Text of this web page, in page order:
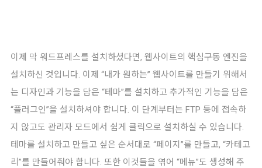
이제 막 워드프레스를 설치하셨다면, 웹사이트의 핵심구동 엔진을
설치하신 것입니다. 이제 “내가 원하는” 웹사이트를 만들기 위해서
는 디자인과 기능을 담은 “테마”를 설치하고 추가적인 기능을 담은
“플러그인”을 설치하셔야 합니다. 이 단계부터는 FTP 등에 접속하
지 않고도 관리자 모드에서 쉽게 클릭으로 설치하실 수 있습니다.
테마를 설치하고 만들고 싶은 순서대로 “페이지”를 만들고, “카테고
리”를 만들어줘야 합니다. 또한 이것들을 엮어 “메뉴”도 생성해 주